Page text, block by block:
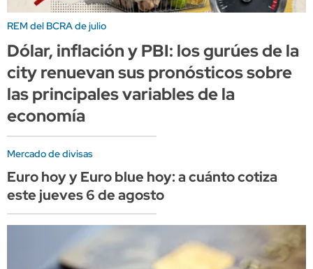
REM del BCRA de julio
Dólar, inflación y PBI: los gurúes de la
city renuevan sus pronósticos sobre
las principales variables de la
economía
Mercado de divisas
Euro hoy y Euro blue hoy: a cuánto cotiza
este jueves 6 de agosto